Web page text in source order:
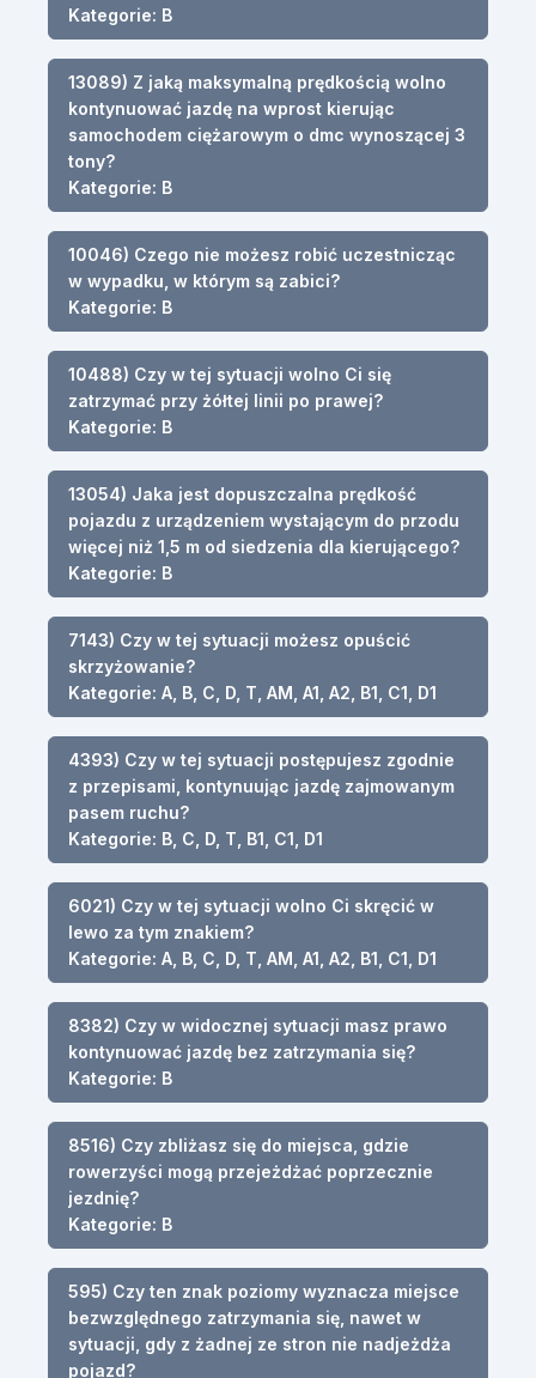
Kategorie: B
13089) Z jaką maksymalną prędkością wolno
kontynuować jazdę na wprost kierując
samochodem ciężarowym o dmc wynoszącej 3
tony?
Kategorie: B
10046) Czego nie możesz robić uczestnicząc
w wypadku, w którym są zabici?
Kategorie: B
10488) Czy w tej sytuacji wolno Ci się
zatrzymać przy żółtej linii po prawej?
Kategorie: B
13054) Jaka jest dopuszczalna prędkość
pojazdu z urządzeniem wystającym do przodu
więcej niż 1,5 m od siedzenia dla kierującego?
Kategorie: B
7143) Czy w tej sytuacji możesz opuścić
skrzyżowanie?
Kategorie: A, B, C, D, T, AM, A1, A2, B1, C1, D1
4393) Czy w tej sytuacji postępujesz zgodnie
z przepisami, kontynuując jazdę zajmowanym
pasem ruchu?
Kategorie: B, C, D, T, B1, C1, D1
6021) Czy w tej sytuacji wolno Ci skręcić w
lewo za tym znakiem?
Kategorie: A, B, C, D, T, AM, A1, A2, B1, C1, D1
8382) Czy w widocznej sytuacji masz prawo
kontynuować jazdę bez zatrzymania się?
Kategorie: B
8516) Czy zbliżasz się do miejsca, gdzie
rowerzyści mogą przejeżdżać poprzecznie
jezdnię?
Kategorie: B
595) Czy ten znak poziomy wyznacza miejsce
bezwzględnego zatrzymania się, nawet w
sytuacji, gdy z żadnej ze stron nie nadjeżdża
pojazd?